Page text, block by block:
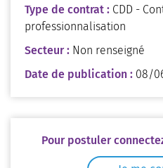
Type de contrat : CDD -
professionnalisation
Secteur : Non renseigné
Date de publication : 08/
Pour postuler